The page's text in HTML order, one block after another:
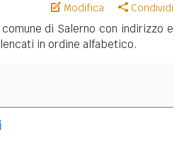
Modifica Condividi
di Salerno con indirizzo e
in ordine alfabetico.